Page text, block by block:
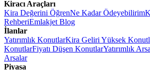
Kiracı Araçları
Kira Değerini ÖğrenNe Kadar Ödeyebilirim
RehberiEmlakjet Blog
İlanlar
Yatırımlık KonutlarKira Geliri Yüksek
KonutlarFiyatı Düşen KonutlarYatırımlık
Arsalar
Piyasa